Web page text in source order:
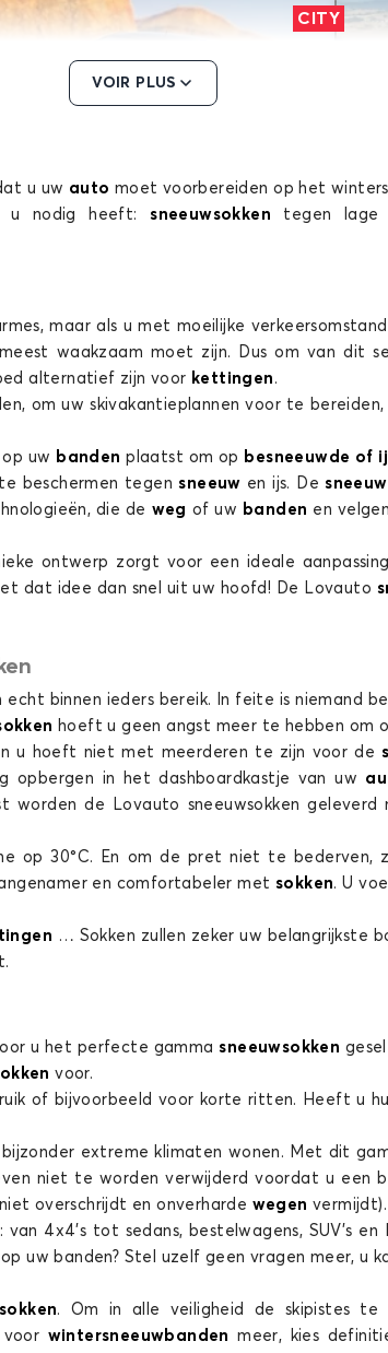
CITY
Sneeuwsokken voor SMART CITY
FORTWO Sneeuwsokken voor
VOIR PLUS
u uw auto moet voorbereiden op het
u nodig heeft:sneeuwsokken tegen
maar als u met moeilijke
waakzaam moet zijn. Dus om van dit
alternatief zijn voor kettingen .
om uw skivakantieplannen voor te
uw bandenplaatst om op besneeuwde of
beschermen tegensneeuw en ijs. De
die de weg of uw banden en
ontwerp zorgt voor een ideale
dat idee dan snel uit uw hoofd! De Lovauto
echt binnen ieders bereik. In feite is niemand
hoeft u geen angst meer te hebben om
u hoeft niet met meerderen te zijn voor de
opbergen in het dashboardkastje van uw
worden de Lovauto sneeuwsokken
op 30°C. En om de pret niet te
en comfortabeler metsokken. U
… Sokken zullen zeker uw belangrijkste
u het perfecte gammasneeuwsokken
voor.
of bijvoorbeeld voor korte ritten. Heeft u
extreme klimaten wonen. Met dit
niet te worden verwijderd voordat u een
overschrijdt en onverharde wegen
van 4x4's tot sedans, bestelwagens, SUV's en
uw banden? Stel uzelf geen vragen meer, u
. Om in alle veiligheid de skipistes
wintersneeuwbanden meer, kies